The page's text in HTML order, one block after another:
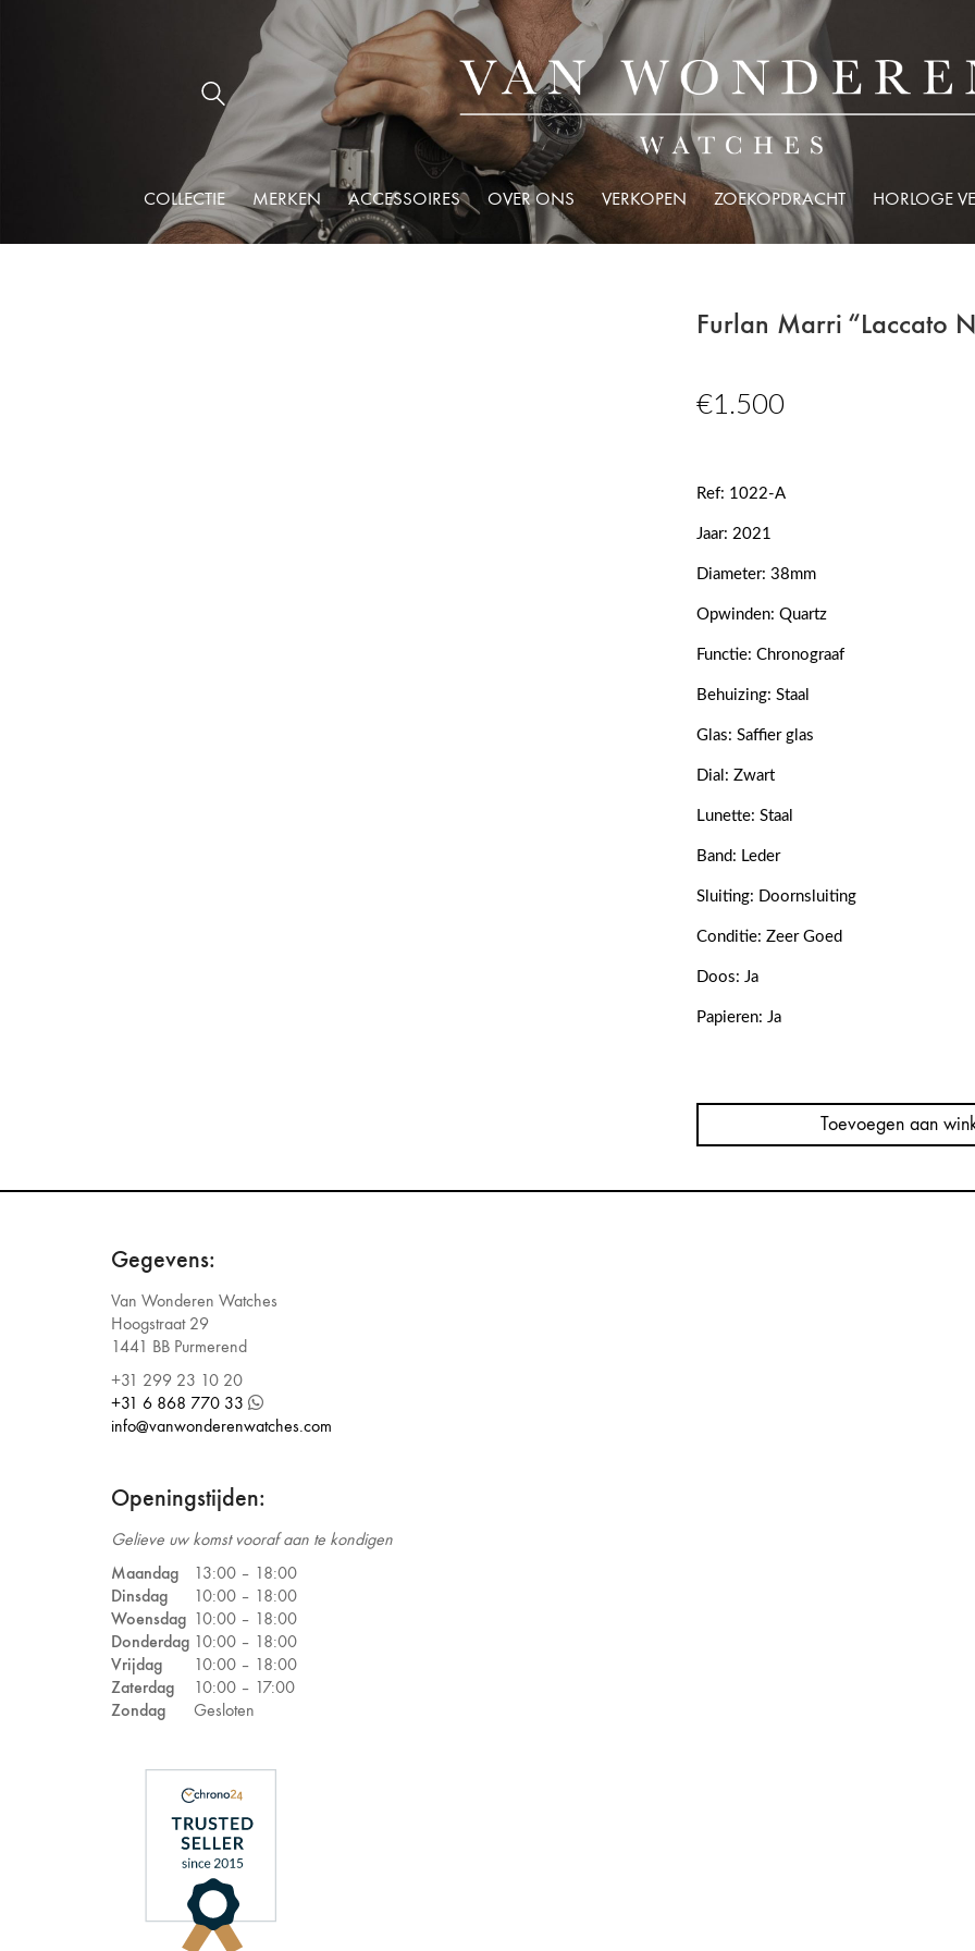
COLLECTIE MERKEN ACCESSOIRES OVER ONS VERKOPEN ZOEKOPDRACHT HORLOGE
Furlan Marri “Laccato
€1.500
Ref: 1022-A
Jaar: 2021
Diameter: 38mm
Opwinden: Quartz
Functie: Chronograaf
Behuizing: Staal
Glas: Saffier glas
Dial: Zwart
Lunette: Staal
Band: Leder
Sluiting: Doornsluiting
Conditie: Zeer Goed
Doos: Ja
Papieren: Ja
“Laccato
1022-
aantal
Toevoegen aan
Gegevens:
Van Wonderen Watches
Hoogstraat 29
1441 BB Purmerend
+31 299 23 10 20
+31 6 868 770 33
info@vanwonderenwatches.com
Openingstijden:
Gelieve uw komst vooraf aan te kondigen
Maandag
13:00 – 18:00
Dinsdag
10:00 – 18:00
Woensdag 10:00 – 18:00
Donderdag 10:00 – 18:00
Vrijdag
10:00 – 18:00
Zaterdag
10:00 – 17:00
Zondag
Gesloten